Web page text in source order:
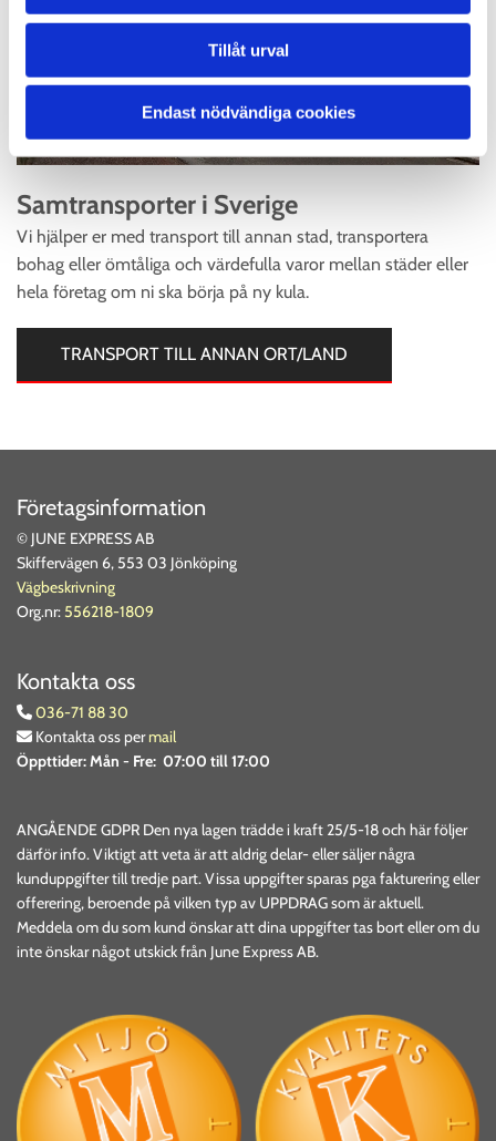
Tillåt urval
Endast nödvändiga cookies
Samtransporter i Sverige
Vi hjälper er med transport till annan stad, transportera
bohag eller ömtåliga och värdefulla varor mellan städer eller
hela företag om ni ska börja på ny kula.
TRANSPORT TILL ANNAN ORT/LAND
Företagsinformation
© JUNE EXPRESS AB
Skiffervägen 6, 553 03 Jönköping
Vägbeskrivning
Org.nr: 556218-1809
Kontakta oss
 036-71 88 30
 Kontakta oss permail
Öppttider:Mån - Fre: 07:00 till 17:00
ANGÅENDE GDPR Den nya lagen trädde i kraft 25/5-18 och här följer
därför info. Viktigt att veta är att aldrig delar- eller säljer några
kunduppgifter till tredje part. Vissa uppgifter sparas pga fakturering eller
offerering, beroende på vilken typ av UPPDRAG som är aktuell.
Meddela om du som kund önskar att dina uppgifter tas bort eller om du
inte önskar något utskick från June Express AB.